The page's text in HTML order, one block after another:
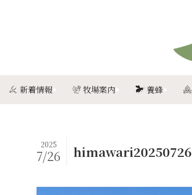
新着情報 牧場案内 養蜂
himawari20250726
2025
7/26